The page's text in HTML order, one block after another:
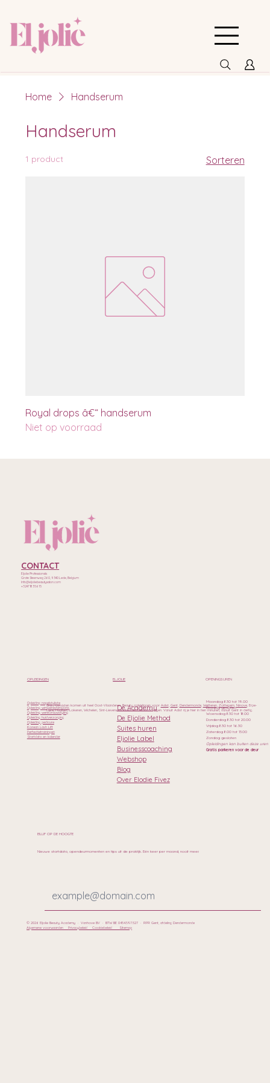
Home Handserum
Handserum
1 product Sorteren
Royal drops â€“ handserum
Niet op voorraad
Maandag 8.30 tot 19.00
Dinsdag gesloten
Woensdag 8.30 tot 18.00
Donderdag 8.30 tot 20.00
Vrijdag 8.30 tot 16.30
Zaterdag 8.00 tot 13.00
Zondag gesloten
Opleidingen kan buiten deze uren
Gratis parkeren voor de deur
OPENINGSUREN
De Academy
De Eljolie Method
Suites huren
Eljolie Label
Businesscoaching
Webshop
Blog
Over Elodie Fivez
ELJOLIE
Opleiding nagelstyliste
Opleiding wimperextensions
Opleiding wenkbrauwstyling
Opleiding huidverzorging
Opleiding pedicure
Korean Lash Lift
Perfectietrainingen
Startdata en kalender
OPLEIDINGEN
CONTACT
Eljolie Professionals
Grote Steenweg 260, 9340 Lede, Belgium
Info@eljoliebeautysalon.com
+32471835615
BLIJF OP DE HOOGTE
Nieuwe startdata, opendeurmomenten en tips uit de praktijk. Eén keer per maand, nooit meer.
Onze cursisten komen uit heel Oost-Vlaanderen. Beauty opleidingen voor Aalst, Gent, Dendermonde, Wetteren, Zottegem, Ninove, Erpe-
Mere, Haaltert, Lokeren, Wichelen, Sint-Lievens-Houtem en Geraardsbergen. Vanuit Aalst rij je hier in tien minuten, vanuit Gent in dertig.
© 2026 Eljolie Beauty Academy · Vanhove BV · BTW BE 0454.597.527 · RPR Gent, afdeling Dendermonde
Algemene voorwaardenPrivacybeleidCookiebeleid Sitemap